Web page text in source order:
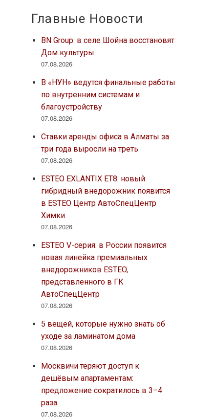
Главные Новости
BN Group: в селе Шойна восстановят
Дом культуры
07.08.2026
В «НУН» ведутся финальные работы
по внутренним системам и
благоустройству
07.08.2026
Ставки аренды офиса в Алматы за
три года выросли на треть
07.08.2026
ESTEO EXLANTIX ET8: новый
гибридный внедорожник появится
в ESTEO Центр АвтоСпецЦентр
Химки
07.08.2026
ESTEO V-серия: в России появится
новая линейка премиальных
внедорожников ESTEO,
представленного в ГК
АвтоСпецЦентр
07.08.2026
5 вещей, которые нужно знать об
уходе за ламинатом дома
07.08.2026
Москвичи теряют доступ к
дешёвым апартаментам:
предложение сократилось в 3–4
раза
07.08.2026